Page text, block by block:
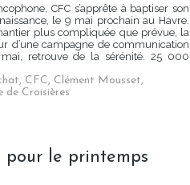
CFC s’apprête à baptiser son
le 9 mai prochain au Havre.
plus compliquée que prévue, la
d’une campagne de communication
retrouve de la sérénité. 25 000
, CFC, Clément Mousset,
de Croisières
le printemps